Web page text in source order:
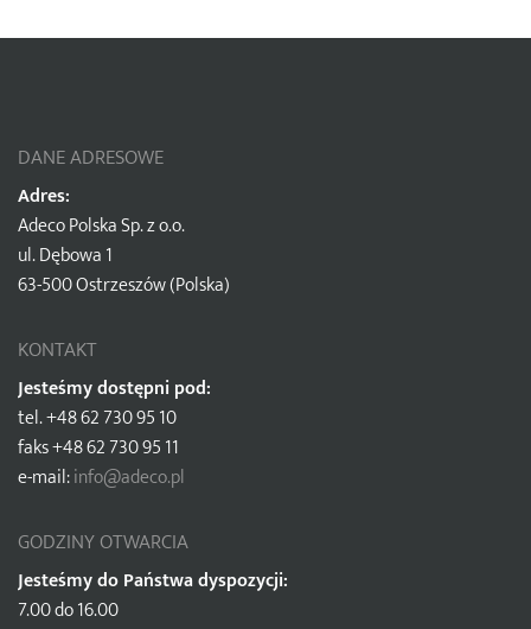
DANE ADRESOWE
Adres:
Adeco Polska Sp. z o.o.
ul. Dębowa 1
63-500 Ostrzeszów (Polska)
KONTAKT
Jesteśmy dostępni pod:
tel. +48 62 730 95 10
faks +48 62 730 95 11
e-mail:info@adeco.pl
GODZINY OTWARCIA
Jesteśmy do Państwa dyspozycji:
7.00 do 16.00